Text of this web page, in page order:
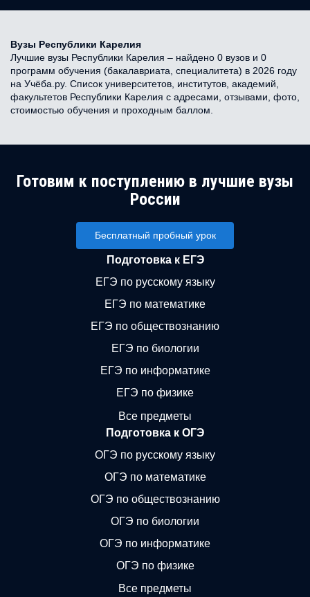
Вузы Республики Карелия
Лучшие вузы Республики Карелия – найдено 0 вузов и 0
программ обучения (бакалавриата, специалитета) в 2026 году
на Учёба.ру. Список университетов, институтов, академий,
факультетов Республики Карелия с адресами, отзывами, фото,
стоимостью обучения и проходным баллом.
Готовим к поступлению в лучшие вузы
России
Бесплатный пробный урок
Подготовка к ЕГЭ
ЕГЭ по русскому языку
ЕГЭ по математике
ЕГЭ по обществознанию
ЕГЭ по биологии
ЕГЭ по информатике
ЕГЭ по физике
Все предметы
Подготовка к ОГЭ
ОГЭ по русскому языку
ОГЭ по математике
ОГЭ по обществознанию
ОГЭ по биологии
ОГЭ по информатике
ОГЭ по физике
Все предметы